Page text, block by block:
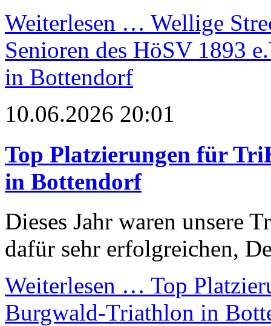
Weiterlesen … Wellige
Senioren des HöSV 1893
in Bottendorf
10.06.2026 20:01
Top Platzierungen für
in Bottendorf
Dieses Jahr waren unsere
dafür sehr erfolgreichen,
Weiterlesen … Top
Burgwald-Triathlon in